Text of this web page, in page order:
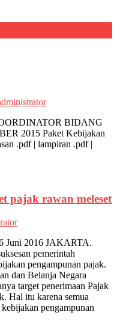
BIDANG
2015 Paket Kebijakan
.pdf | lampiran .pdf |
pajak rawan meleset
Juni 2016 JAKARTA.
pemerintah
pengampunan pajak.
dan Belanja Negara
target penerimaan Pajak
Hal itu karena semua
pengampunan